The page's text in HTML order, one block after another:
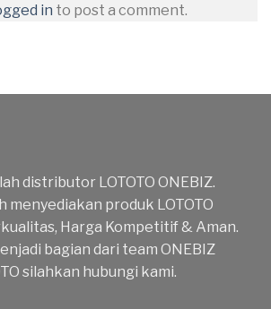
in to post a comment.
distributor LOTOTO ONEBIZ.
menyediakan produk LOTOTO
Harga Kompetitif & Aman.
bagian dari team ONEBIZ
silahkan hubungi kami.